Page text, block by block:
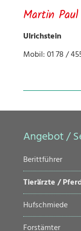
Martin
Ulrichstein
Mobil: 01 78 /
Angebot /
Navigation
überspringen
Berittführer
Tierärzte /
Hufschmiede
Forstämter